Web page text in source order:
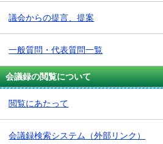
議会からの提言、提案
一般質問・代表質問一覧
会議録の閲覧について
閲覧にあたって
会議録検索システム （外部リンク）